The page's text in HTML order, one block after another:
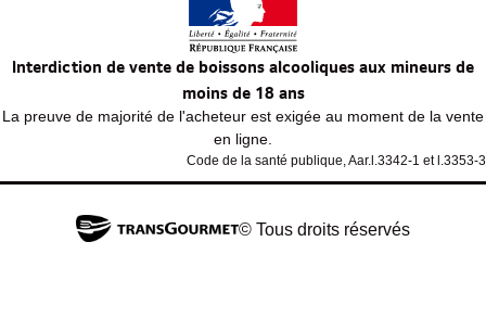
Interdiction de vente de boissons alcooliques aux mineurs de
moins de 18 ans
La preuve de majorité de l'acheteur est exigée au moment de la vente
en ligne.
Code de la santé publique, Aar.l.3342-1 et l.3353-3
© Tous droits réservés